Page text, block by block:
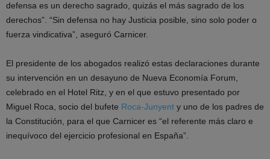
defensa es un derecho sagrado, quizás el más sagrado de los
derechos”. “Sin defensa no hay Justicia posible, sino solo poder o
fuerza vindicativa”, aseguró Carnicer.
El presidente de los abogados realizó estas declaraciones durante
su intervención en un desayuno de Nueva Economía Forum,
celebrado en el Hotel Ritz, y en el que estuvo presentado por
Miguel Roca, socio del bufete Roca-Junyent y uno de los padres de
la Constitución, para el que Carnicer es “el referente más claro e
inequívoco del ejercicio profesional en España”.